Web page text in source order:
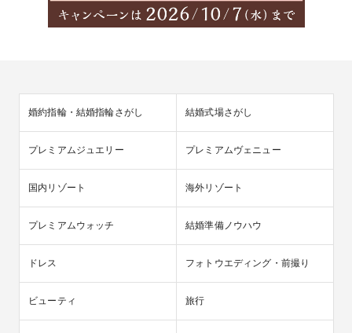
婚約指輪・結婚指輪さがし 結婚式場さがし
プレミアムジュエリー プレミアムヴェニュー
国内リゾート 海外リゾート
プレミアムウォッチ 結婚準備ノウハウ
ドレス フォトウエディング・前撮り
ビューティ 旅行